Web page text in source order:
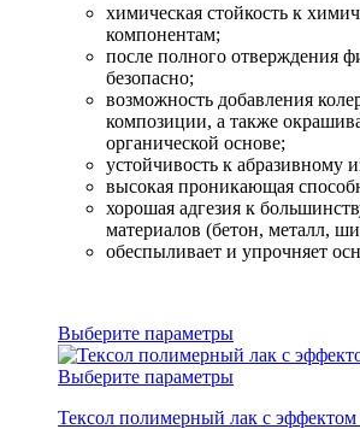
химическая стойкость к
компонентам;
после полного отверждения
безопасно;
возможность добавления
композиции, а также
органической основе;
устойчивость к абразивному
высокая проникающая
хорошая адгезия к
материалов (бетон, металл,
обеспыливает и упрочняет
Выберите параметры
Выберите параметры
Тексол полимерный лак с эффектом